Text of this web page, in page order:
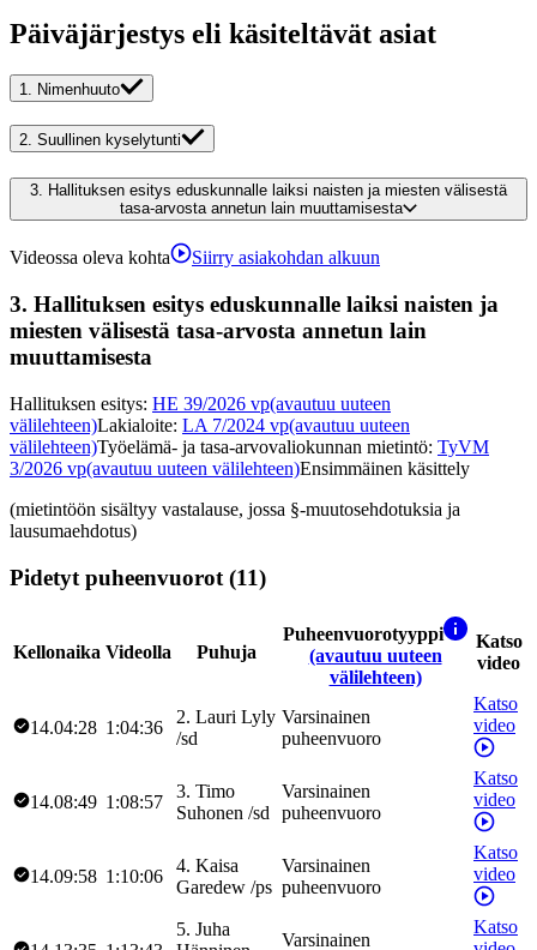
Päiväjärjestys eli käsiteltävät asiat
1. Nimenhuuto
2. Suullinen kyselytunti
3. Hallituksen esitys eduskunnalle laiksi naisten ja miesten välisestä
tasa-arvosta annetun lain muuttamisesta
Videossa oleva kohta Siirry asiakohdan alkuun
3. Hallituksen esitys eduskunnalle laiksi naisten ja
miesten välisestä tasa-arvosta annetun lain
muuttamisesta
Hallituksen esitys: HE 39/2026 vp(avautuu uuteen
välilehteen)Lakialoite: LA 7/2024 vp(avautuu uuteen
välilehteen)Työelämä- ja tasa-arvovaliokunnan mietintö: TyVM
3/2026 vp(avautuu uuteen välilehteen)Ensimmäinen käsittely
(mietintöön sisältyy vastalause, jossa §-muutosehdotuksia ja
lausumaehdotus)
Pidetyt puheenvuorot (11)
Kellonaika Videolla Puhuja
Puheenvuorotyyppi
(avautuu uuteen
välilehteen)
Katso
video
14.04:28 1:04:36
2. Lauri Lyly
/sd
Varsinainen
puheenvuoro
Katso
video
14.08:49 1:08:57
3. Timo
Suhonen /sd
Varsinainen
puheenvuoro
Katso
video
14.09:58 1:10:06
4. Kaisa
Garedew /ps
Varsinainen
puheenvuoro
Katso
video
5. Juha
Varsinainen
Katso